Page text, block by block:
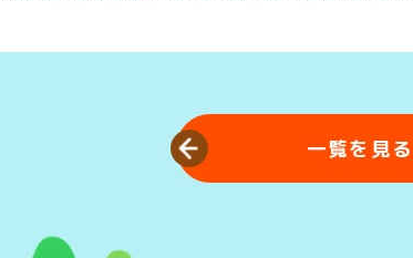
一覧を見る